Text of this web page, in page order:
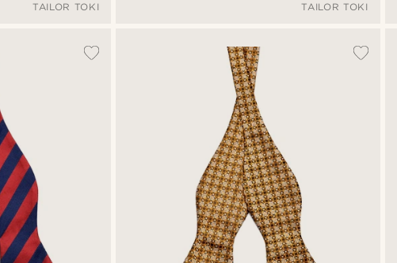
TAILOR TOKI
TAILOR TOKI